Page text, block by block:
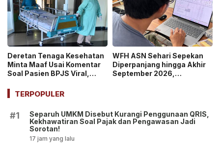
Deretan Tenaga Kesehatan
Minta Maaf Usai Komentar
Soal Pasien BPJS Viral,
Chaerawan Jadi Sorotan
Publik!
WFH ASN Sehari Sepekan
Diperpanjang hingga Akhir
September 2026,
TERPOPULER
#1
Separuh UMKM Disebut Kurangi Penggunaan QRIS,
Kekhawatiran Soal Pajak dan Pengawasan Jadi
Sorotan!
17 jam yang lalu